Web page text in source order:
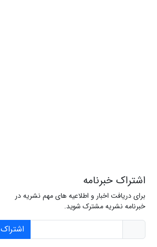
اشتراک خبرنامه
برای دریافت اخبار و اطلاعیه های مهم نشریه در
خبرنامه نشریه مشترک شوید.
اشتراک